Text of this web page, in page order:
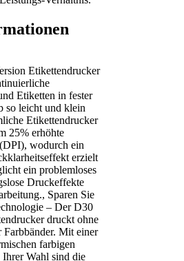
Etikettendrucker
Etiketten in fester
so leicht und klein
Etikettendrucker
25% erhöhte
wodurch ein
erzielt
ein problemloses
Druckeffekte
Sparen Sie
– Der D30
druckt ohne
Farbbänder. Mit einer
farbigen
Wahl sind die